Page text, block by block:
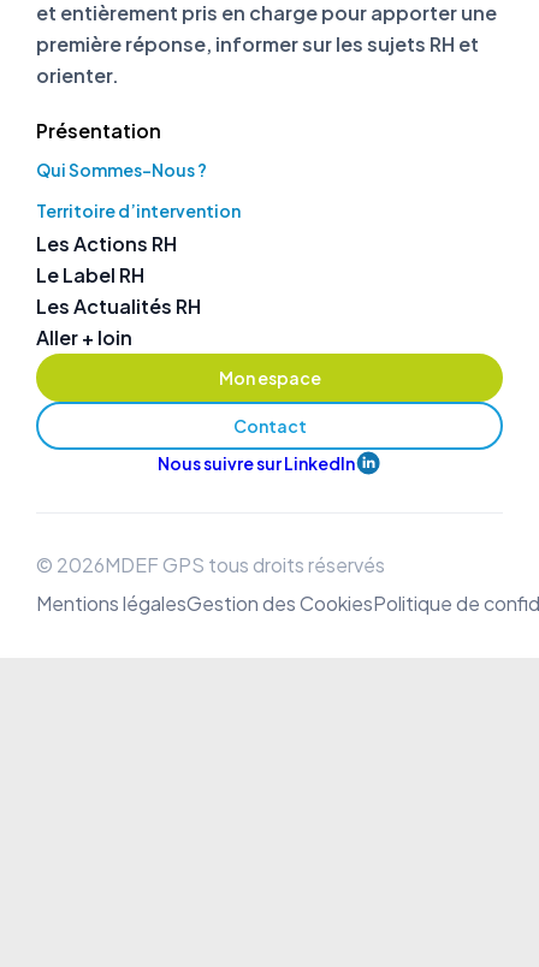
et entièrement pris en charge pour apporter une
première réponse, informer sur les sujets RH et
orienter.
Présentation
Qui Sommes-Nous ?
Territoire d’intervention
Les Actions RH
Le Label RH
Les Actualités RH
Aller + loin
Mon espace
Contact
Nous suivre sur LinkedIn
© 2026MDEF GPS tous droits réservés
Mentions légalesGestion des CookiesPolitique de